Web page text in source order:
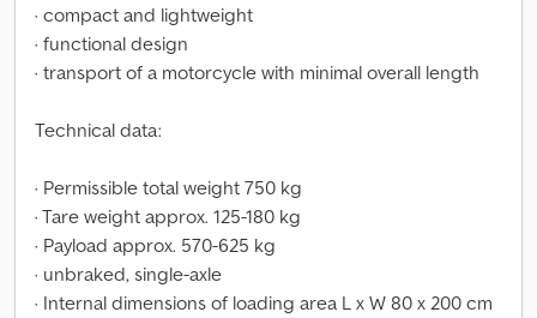
· compact and lightweight
· functional design
· transport of a motorcycle with minimal overall length
Technical data:
· Permissible total weight 750 kg
· Tare weight approx. 125-180 kg
· Payload approx. 570-625 kg
· unbraked, single-axle
· Internal dimensions of loading area L x W 80 x 200 cm